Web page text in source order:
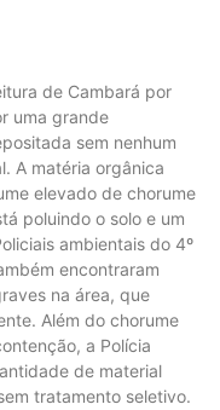
de Cambará por
uma grande
sem nenhum
A matéria orgânica
elevado de chorume
poluindo o solo e um
ambientais do 4º
encontraram
na área, que
Além do chorume
a Polícia
de material
tratamento seletivo.